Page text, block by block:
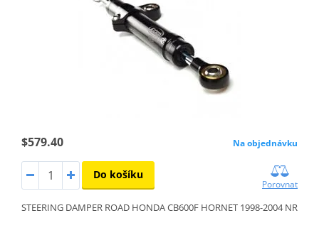
$579.40 Na objednávku
Do košíku
Porovnat
STEERING DAMPER ROAD HONDA CB600F HORNET 1998-2004 NR